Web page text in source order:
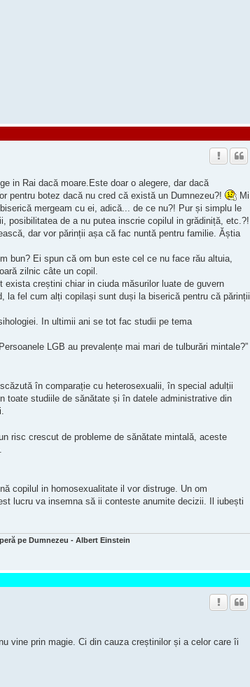
in Rai dacă moare.Este doar o alegere, dar dacă
pentru botez dacă nu cred că există un Dumnezeu?!
Mi
mergeam cu ei, adică... de ce nu?! Pur și simplu le
posibilitatea de a nu putea inscrie copilul in grădiniță, etc.?!
dar vor părinții așa că fac nuntă pentru familie. Ăștia
bun? Ei spun că om bun este cel ce nu face rău altuia,
zilnic câte un copil.
creștini chiar in ciuda măsurilor luate de guvern
la fel cum alți copilași sunt duși la biserică pentru că părinții
In ultimii ani se tot fac studii pe tema
LGB au prevalențe mai mari de tulburări mintale?”
în comparație cu heterosexualii, în special adulții
toate studiile de sănătate și în datele administrative din
risc crescut de probleme de sănătate mintală, aceste
copilul in homosexualitate il vor distruge. Un om
lucru va insemna să ii conteste anumite decizii. Il iubești
pe Dumnezeu - Albert Einstein
vine prin magie. Ci din cauza creștinilor și a celor care îi